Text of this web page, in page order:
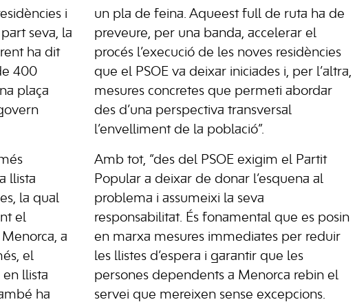
i
seva, la
ha dit
400
plaça
llista
la qual
el
a
el
llista
ha
un pla de feina. Aqueest full de ruta ha de
preveure, per una banda, accelerar el
procés l’execució de les noves residències
que el PSOE va deixar iniciades i, per l’altra,
mesures concretes que permeti abordar
des d’una perspectiva transversal
l’envelliment de la població”.
Amb tot, “des del PSOE exigim el Partit
Popular a deixar de donar l’esquena al
problema i assumeixi la seva
responsabilitat. És fonamental que es posin
en marxa mesures immediates per reduir
les llistes d’espera i garantir que les
persones dependents a Menorca rebin el
servei que mereixen sense excepcions.